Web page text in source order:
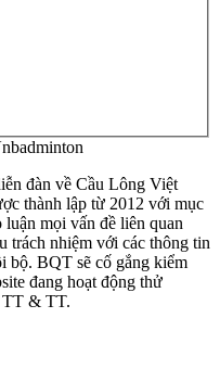
đàn về Cầu Lông Việt
thành lập từ 2012 với mục
mọi vấn đề liên quan
trách nhiệm với các thông tin
bộ. BQT sẽ cố gắng kiểm
đang hoạt động thử
TT & TT.